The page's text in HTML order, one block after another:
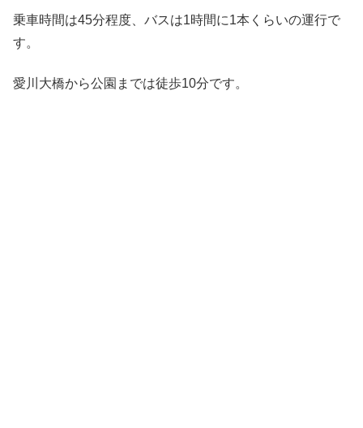
乗車時間は45分程度、バスは1時間に1本くらいの運行で
す。
愛川大橋から公園までは徒歩10分です。